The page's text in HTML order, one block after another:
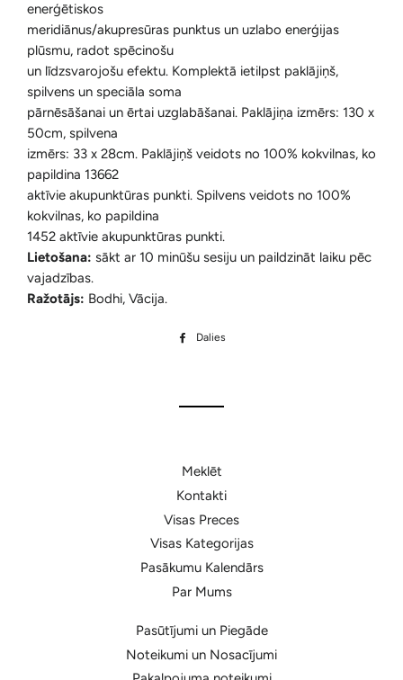
enerģētiskos
meridiānus/akupresūras punktus un uzlabo enerģijas
plūsmu, radot spēcinošu
un līdzsvarojošu efektu. Komplektā ietilpst paklājiņš,
spilvens un speciāla soma
pārnēsāšanai un ērtai uzglabāšanai. Paklājiņa izmērs: 130 x
50cm, spilvena
izmērs: 33 x 28cm. Paklājiņš veidots no 100% kokvilnas, ko
papildina 13662
aktīvie akupunktūras punkti. Spilvens veidots no 100%
kokvilnas, ko papildina
1452 aktīvie akupunktūras punkti.
Lietošana: sākt ar 10 minūšu sesiju un paildzināt laiku pēc
vajadzības.
Ražotājs: Bodhi, Vācija.
Dalies
Meklēt
Kontakti
Visas Preces
Visas Kategorijas
Pasākumu Kalendārs
Par Mums
Pasūtījumi un Piegāde
Noteikumi un Nosacījumi